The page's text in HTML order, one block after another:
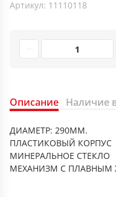
Артикул: 11110118
Описание Наличие
ДИАМЕТР: 290ММ.
ПЛАСТИКОВЫЙ КОРПУС
МИНЕРАЛЬНОЕ СТЕКЛО
МЕХАНИЗМ С ПЛАВНЫМ